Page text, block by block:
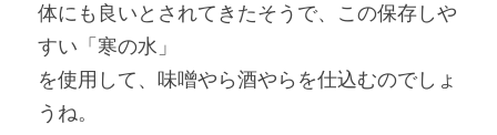
体にも良いとされてきたそうで、この保存しや
すい「寒の水」
を使用して、味噌やら酒やらを仕込むのでしょ
うね。